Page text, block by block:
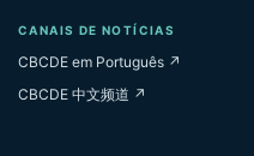
CANAIS DE NOTÍCIAS
CBCDE em Português ↗
CBCDE 中文频道 ↗